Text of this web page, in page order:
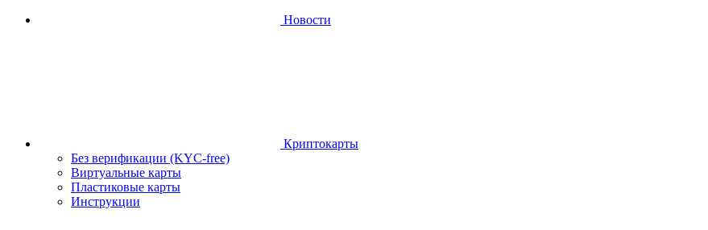
Новости
Криптокарты
Без верификации (KYC-free)
Виртуальные карты
Пластиковые карты
Инструкции